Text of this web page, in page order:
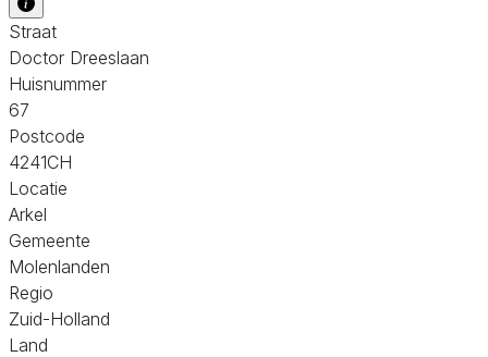
Straat
Doctor Dreeslaan
Huisnummer
67
Postcode
4241CH
Locatie
Arkel
Gemeente
Molenlanden
Regio
Zuid-Holland
Land